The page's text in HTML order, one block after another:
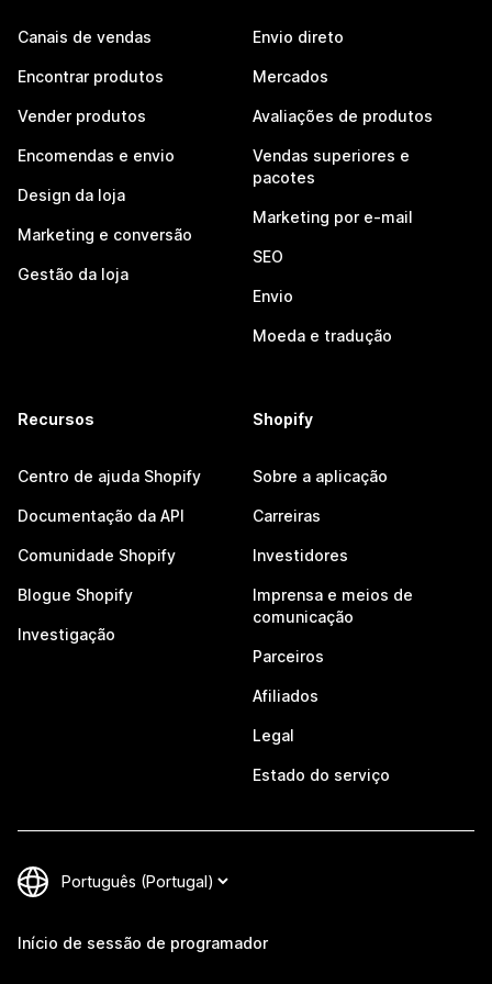
Canais de vendas
Encontrar produtos
Vender produtos
Encomendas e envio
Design da loja
Marketing e conversão
Gestão da loja
Envio direto
Mercados
Avaliações de produtos
Vendas superiores e
pacotes
Marketing por e-mail
SEO
Envio
Moeda e tradução
Recursos
Centro de ajuda Shopify
Documentação da API
Comunidade Shopify
Blogue Shopify
Investigação
Shopify
Sobre a aplicação
Carreiras
Investidores
Imprensa e meios de
comunicação
Parceiros
Afiliados
Legal
Estado do serviço
Início de sessão de programador